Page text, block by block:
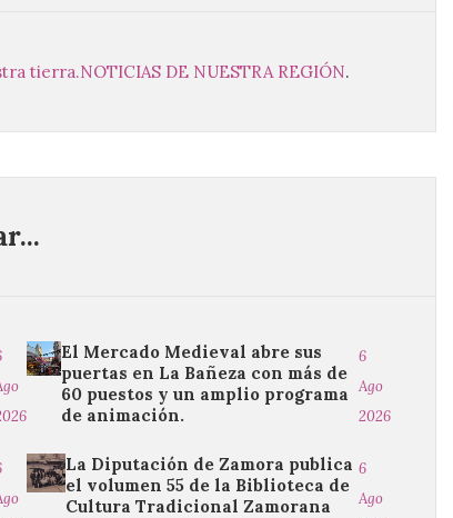
tierra.NOTICIAS DE NUESTRA REGIÓN.
El Mercado Medieval abre sus
puertas en La Bañeza con más de
60 puestos y un amplio programa
de animación.
6
Ago
2026
La Diputación de Zamora publica
el volumen 55 de la Biblioteca de
Cultura Tradicional Zamorana
6
Ago